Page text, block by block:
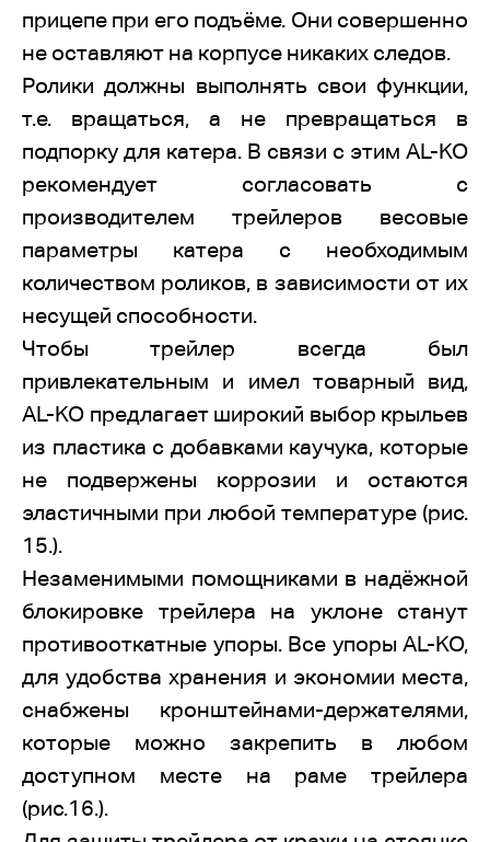
прицепе при его подъёме. Они совершенно
не оставляют на корпусе никаких следов.
Ролики должны выполнять свои функции,
т.е. вращаться, а не превращаться в
подпорку для катера. В связи с этим AL-KO
рекомендует согласовать с
производителем трейлеров весовые
параметры катера с необходимым
количеством роликов, в зависимости от их
несущей способности.
Чтобы трейлер всегда был
привлекательным и имел товарный вид,
AL-KO предлагает широкий выбор крыльев
из пластика с добавками каучука, которые
не подвержены коррозии и остаются
эластичными при любой температуре (рис.
15.).
Незаменимыми помощниками в надёжной
блокировке трейлера на уклоне станут
противооткатные упоры. Все упоры AL-KO,
для удобства хранения и экономии места,
снабжены кронштейнами-держателями,
которые можно закрепить в любом
доступном месте на раме трейлера
(рис.16.).